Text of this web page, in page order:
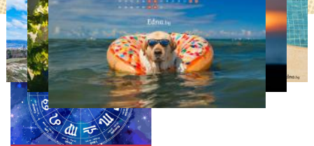
АСТРОЛОГИЯ
Дневен хороскоп за 6
август, четвъртък